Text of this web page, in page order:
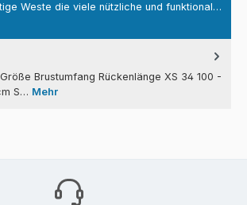
Weste die viele nützliche und funktional…
Brustumfang Rückenlänge XS 34 100 -
S… Mehr